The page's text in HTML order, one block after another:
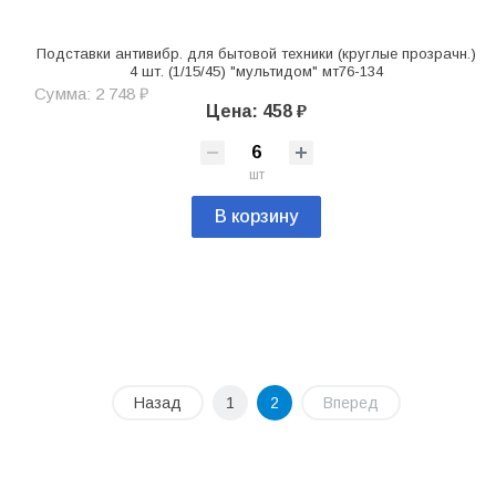
Подставки антивибр. для бытовой техники (круглые прозрачн.)
4 шт. (1/15/45) "мультидом" мт76-134
Сумма: 2 748 ₽
Цена: 458 ₽
шт
В корзину
Назад 1 2 Вперед